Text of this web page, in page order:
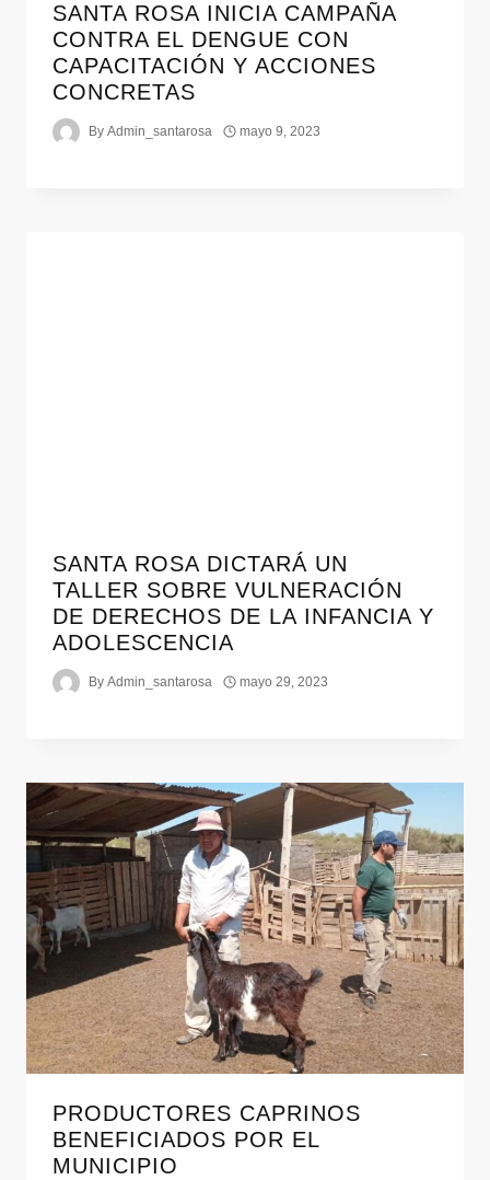
SANTA ROSA INICIA CAMPAÑA
CONTRA EL DENGUE CON
CAPACITACIÓN Y ACCIONES
CONCRETAS
By Admin_santarosa mayo 9, 2023
SANTA ROSA DICTARÁ UN
TALLER SOBRE VULNERACIÓN
DE DERECHOS DE LA INFANCIA Y
ADOLESCENCIA
By Admin_santarosa mayo 29, 2023
PRODUCTORES CAPRINOS
BENEFICIADOS POR EL
MUNICIPIO